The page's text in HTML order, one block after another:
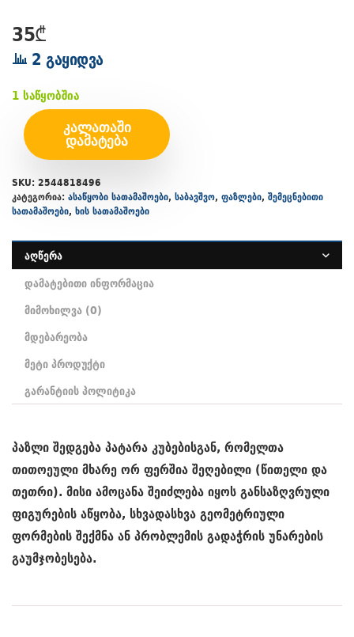
35₾
2 გაყიდვა
1 საწყობშია
ᲙᲐᲚᲐᲗᲐᲨᲘ
ᲓᲐᲛᲐᲢᲔᲑᲐ
SKU: 2544818496
კატეგორია: ასაწყობი სათამაშოები, საბავშვო, ფაზლები, შემეცნებითი
სათამაშოები, ხის სათამაშოები
აღწერა
დამატებითი ინფორმაცია
მიმოხილვა (0)
მდებარეობა
მეტი პროდუქტი
გარანტიის პოლიტიკა
პაზლი შედგება პატარა კუბებისგან, რომელთა
თითოეული მხარე ორ ფერშია შეღებილი (წითელი და
თეთრი). მისი ამოცანა შეიძლება იყოს განსაზღვრული
ფიგურების აწყობა, სხვადასხვა გეომეტრიული
ფორმების შექმნა ან პრობლემის გადაჭრის უნარების
გაუმჯობესება.